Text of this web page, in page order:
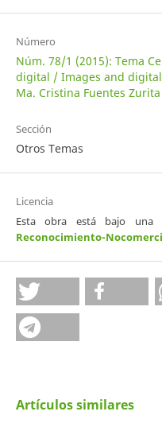
Número
Núm. 78/1 (2015): Tema
digital / Images and
Ma. Cristina Fuentes Zurita
Sección
Otros Temas
Licencia
Esta obra está bajo una
Reconocimiento-
Artículos similares